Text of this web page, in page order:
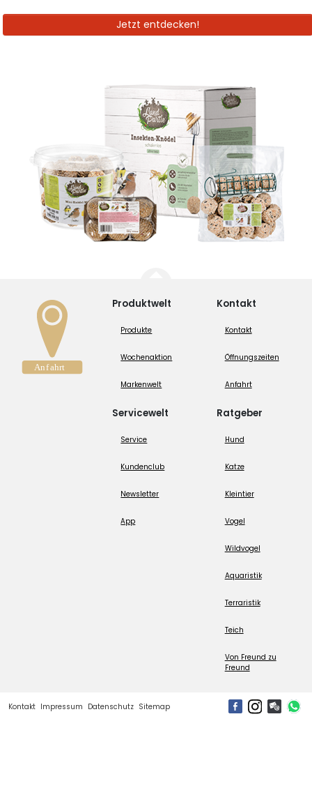
Jetzt entdecken!
Produktwelt
Produkte
Wochenaktion
Markenwelt
Servicewelt
Service
Kundenclub
Newsletter
App
Kontakt
Kontakt
Öffnungszeiten
Anfahrt
Ratgeber
Hund
Katze
Kleintier
Vogel
Wildvogel
Aquaristik
Terraristik
Teich
Von Freund zu
Freund
Kontakt Impressum Datenschutz Sitemap